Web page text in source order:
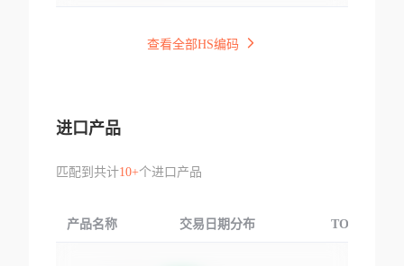
查看全部HS编码
进口产品
匹配到共计10+个进口产品
产品名称 交易日期分布 TOP3交易国